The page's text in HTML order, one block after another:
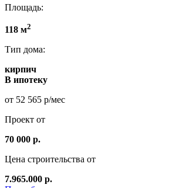
Площадь:
118 м2
Тип дома:
кирпич
В ипотеку
от 52 565 р/мес
Проект от
70 000 р.
Цена строительства от
7.965.000 р.